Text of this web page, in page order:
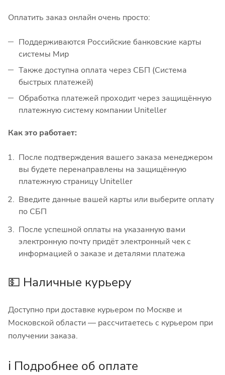
Оплатить заказ онлайн очень просто:
Поддерживаются Российские банковские карты
системы Мир
Также доступна оплата через СБП (Система
быстрых платежей)
Обработка платежей проходит через защищённую
платежную систему компании Uniteller
Как это работает:
После подтверждения вашего заказа менеджером
вы будете перенаправлены на защищённую
платежную страницу Uniteller
Введите данные вашей карты или выберите оплату
по СБП
После успешной оплаты на указанную вами
электронную почту придёт электронный чек с
информацией о заказе и деталями платежа
💵 Наличные курьеру
Доступно при доставке курьером по Москве и
Московской области — рассчитаетесь с курьером при
получении заказа.
ℹ️ Подробнее об оплате